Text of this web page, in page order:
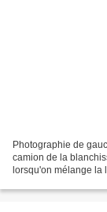
Photographie de
camion de la
lorsqu'on mélange la